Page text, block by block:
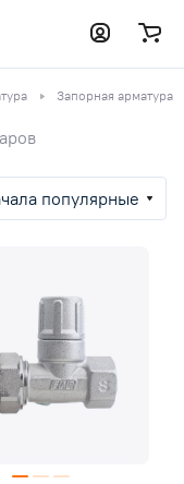
Запорная арматура
популярные